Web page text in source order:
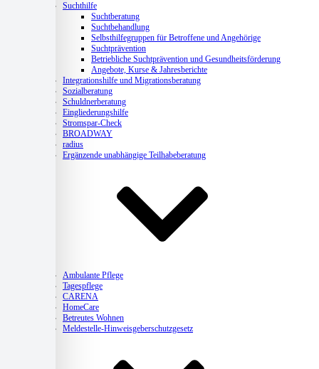
Suchthilfe
Suchtberatung
Suchtbehandlung
Selbsthilfegruppen für Betroffene und Angehörige
Suchtprävention
Betriebliche Suchtprävention und Gesundheitsförderung
Angebote, Kurse & Jahresberichte
Integrationshilfe und Migrationsberatung
Sozialberatung
Schuldnerberatung
Eingliederungshilfe
Stromspar-Check
BROADWAY
radius
Ergänzende unabhängige Teilhabeberatung
Ambulante Pflege
Tagespflege
CARENA
HomeCare
Betreutes Wohnen
Meldestelle-Hinweisgeberschutzgesetz